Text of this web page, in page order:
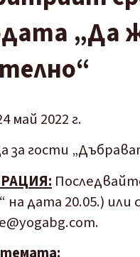
„Да
май 2022 г.
за гости
на дата 20.05.) или
.